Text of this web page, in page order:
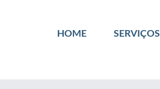
HOME SERVIÇOS